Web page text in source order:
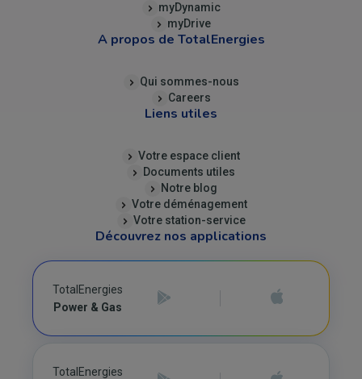
myDynamic
myDrive
A propos de TotalEnergies
Qui sommes-nous
Careers
Liens utiles
Votre espace client
Documents utiles
Notre blog
Votre déménagement
Votre station-service
Découvrez nos applications
TotalEnergies
Power & Gas
TotalEnergies